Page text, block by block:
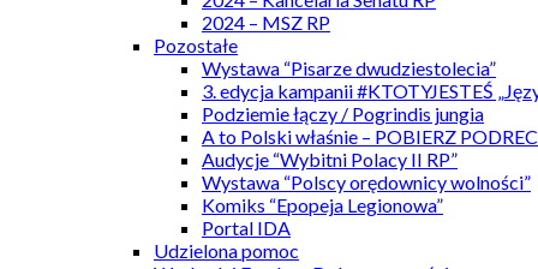
2024 – MSZ RP
Pozostałe
Wystawa “Pisarze dwudziestolecia”
3. edycja kampanii #KTOTYJESTEŚ
Podziemie łączy / Pogrindis jungia
A to Polski właśnie – POBIERZ
Audycje “Wybitni Polacy II RP”
Wystawa “Polscy orędownicy wolności”
Komiks “Epopeja Legionowa”
Portal IDA
Udzielona pomoc